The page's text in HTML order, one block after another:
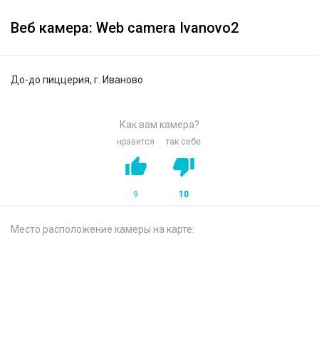
Веб камера: Web camera Ivanovo2
До-до пиццерия, г. Иваново
Как вам камера?
нравится так себе
9 10
Место расположение камеры на карте: